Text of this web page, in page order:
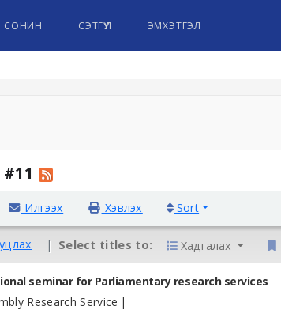
СОНИН СЭТГҮҮЛ ЭМХЭТГЭЛ
Илгээх Хэвлэх Sort
Select titles to: Хадгалах
seminar for Parliamentary research services
Research Service